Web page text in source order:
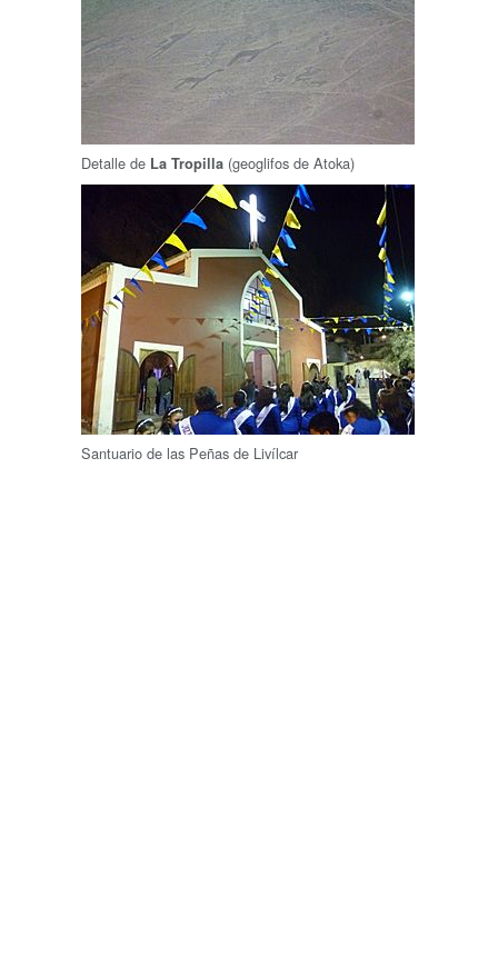
Detalle de La Tropilla (geoglifos de Atoka)
Santuario de las Peñas de Livílcar